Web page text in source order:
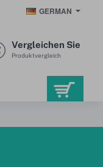
GERMAN
Vergleichen Sie
Produktvergleich